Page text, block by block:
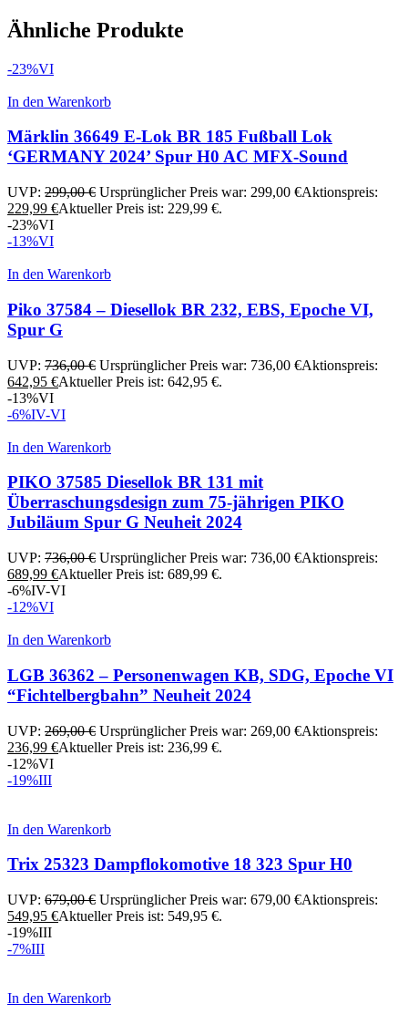
Ähnliche Produkte
-23%VI
In den Warenkorb
Märklin 36649 E-Lok BR 185 Fußball Lok
‘GERMANY 2024’ Spur H0 AC MFX-Sound
UVP: 299,00€ Ursprünglicher Preis war: 299,00 €Aktionspreis:
229,99 €Aktueller Preis ist: 229,99 €.
-23%VI
-13%VI
In den Warenkorb
Piko 37584 – Diesellok BR 232, EBS, Epoche VI,
Spur G
UVP: 736,00€ Ursprünglicher Preis war: 736,00 €Aktionspreis:
642,95 €Aktueller Preis ist: 642,95 €.
-13%VI
-6%IV-VI
In den Warenkorb
PIKO 37585 Diesellok BR 131 mit
Überraschungsdesign zum 75-jährigen PIKO
Jubiläum Spur G Neuheit 2024
UVP: 736,00€ Ursprünglicher Preis war: 736,00 €Aktionspreis:
689,99 €Aktueller Preis ist: 689,99 €.
-6%IV-VI
-12%VI
In den Warenkorb
LGB 36362 – Personenwagen KB, SDG, Epoche VI
“Fichtelbergbahn” Neuheit 2024
UVP: 269,00€ Ursprünglicher Preis war: 269,00 €Aktionspreis:
236,99 €Aktueller Preis ist: 236,99 €.
-12%VI
-19%III
In den Warenkorb
Trix 25323 Dampflokomotive 18 323 Spur H0
UVP: 679,00€ Ursprünglicher Preis war: 679,00 €Aktionspreis:
549,95 €Aktueller Preis ist: 549,95 €.
-19%III
-7%III
In den Warenkorb